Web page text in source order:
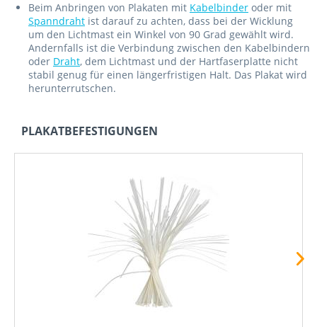
Beim Anbringen von Plakaten mit Kabelbinder oder mit
Spanndraht ist darauf zu achten, dass bei der Wicklung
um den Lichtmast ein Winkel von 90 Grad gewählt wird.
Andernfalls ist die Verbindung zwischen den Kabelbindern
oder Draht, dem Lichtmast und der Hartfaserplatte nicht
stabil genug für einen längerfristigen Halt. Das Plakat wird
herunterrutschen.
PLAKATBEFESTIGUNGEN